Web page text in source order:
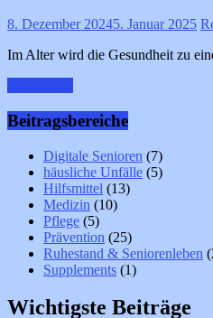
8. Dezember 20245. Januar 2025
Im Alter wird die Gesundheit zu
Beitragsbereiche
Digitale Senioren (7)
häusliche Unfälle (5)
Hilfsmittel (13)
Medizin (10)
Pflege (5)
Prävention (25)
Ruhestand & Seniorenleben
Supplements (1)
Wichtigste Beiträge